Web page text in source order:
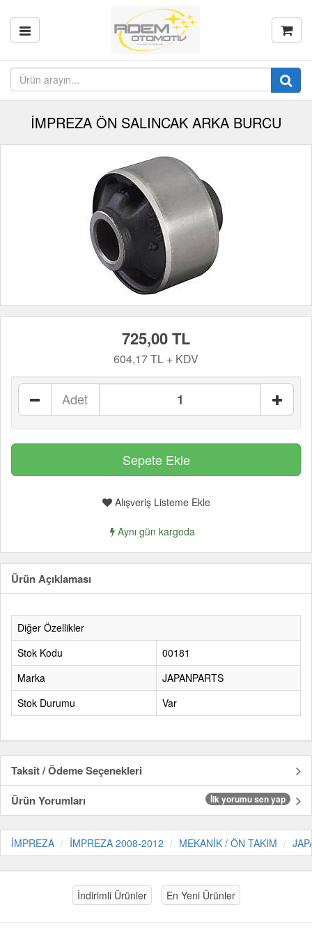
İMPREZA ÖN SALINCAK ARKA BURCU
725,00 TL
604,17 TL + KDV
Adet
Alışveriş Listeme Ekle
Aynı gün kargoda
Ürün Açıklaması
Diğer Özellikler
Stok Kodu
00181
Marka
JAPANPARTS
Stok Durumu
Var
Taksit / Ödeme Seçenekleri
Ürün Yorumları
İlk yorumu sen yap
İMPREZA İMPREZA 2008-2012 MEKANİK / ÖN TAKIM
İndirimli Ürünler En Yeni Ürünler